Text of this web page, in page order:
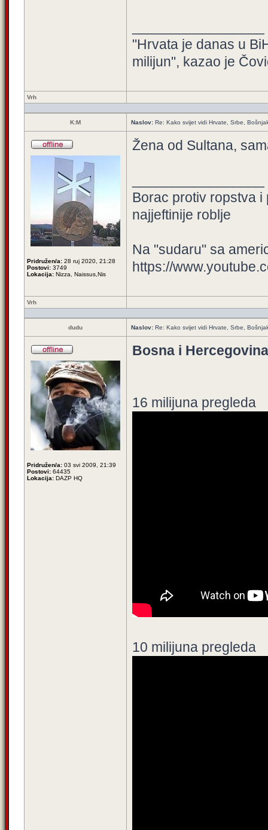
"Hrvata je danas u
milijun", kazao je
Vrh
K:M Naslov: Re: Kako svijet vidi Hrvate, Srbe,
Pridružen/a: 28 ruj 2020, 21:28
Postovi: 3749
Lokacija: Nizza, Naissus,Nis
Žena od Sultana,
Borac protiv ropstva i
najjeftinije roblje
Na "sudaru" sa
https://
Vrh
dudu Naslov: Re: Kako svijet vidi Hrvate, Srbe,
Pridružen/a: 03 svi 2009, 21:39
Postovi: 64435
Lokacija: DAZP HQ
Bosna i
16 milijuna pregleda
10 milijuna pregleda